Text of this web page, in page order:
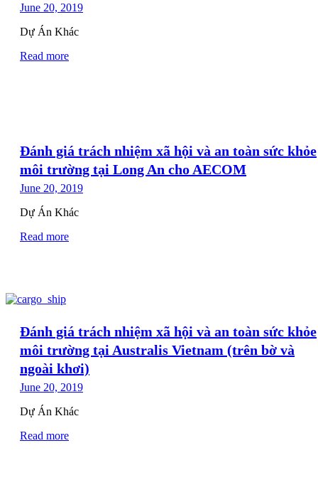
June 20, 2019
Dự Án Khác
Read more
Đánh giá trách nhiệm xã hội và an toàn sức khỏe
môi trường tại Long An cho AECOM
June 20, 2019
Dự Án Khác
Read more
Đánh giá trách nhiệm xã hội và an toàn sức khỏe
môi trường tại Australis Vietnam (trên bờ và
ngoài khơi)
June 20, 2019
Dự Án Khác
Read more